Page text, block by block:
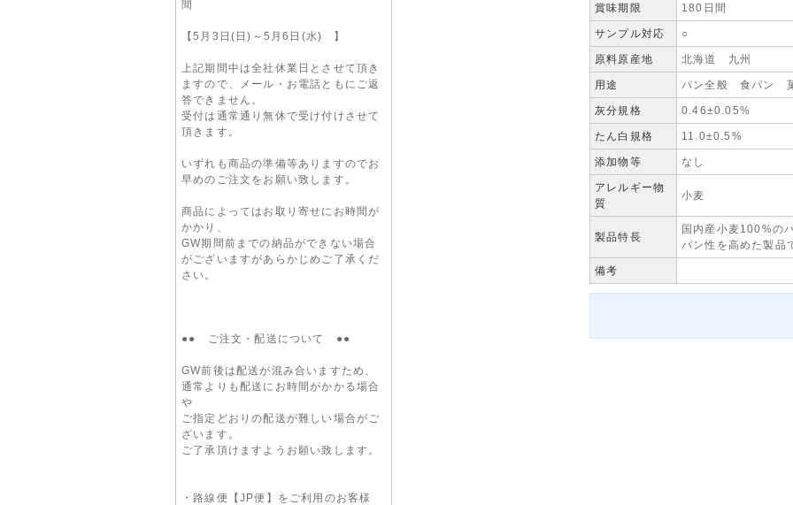
間
【5月3日(日)～5月6日(水) 】
上記期間中は全社休業日とさせて頂き
ますので、メール・お電話ともにご返
答できません。
受付は通常通り無休で受け付けさせて
頂きます。
いずれも商品の準備等ありますのでお
早めのご注文をお願い致します。
商品によってはお取り寄せにお時間が
かかり、
GW期間前までの納品ができない場合
がございますがあらかじめご了承くだ
さい。
●● ご注文・配送について ●●
GW前後は配送が混み合いますため、
通常よりも配送にお時間がかかる場合
や
ご指定どおりの配送が難しい場合がご
ざいます。
ご了承頂けますようお願い致します。
・路線便【JP便】をご利用のお客様
賞味期限 180日間
サンプル対応 ○
原料原産地 北海道 九州
用途 パン全般 食パン
灰分規格 0.46±0.05%
たん白規格 11.0±0.5%
添加物等 なし
アレルギー物
質
小麦
製品特長
国内産小麦100%の
パン性を高めた製品
備考